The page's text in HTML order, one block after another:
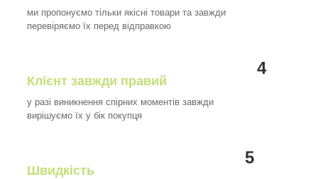
ми пропонуємо тільки якісні товари та завжди
перевіряємо їх перед відправкою
4
Клієнт завжди правий
у разі виникнення спірних моментів завжди
вирішуємо їх у бік покупця
5
Швидкість